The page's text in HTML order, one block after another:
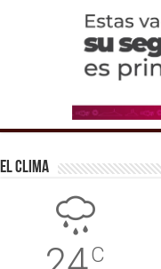
El Clima
C